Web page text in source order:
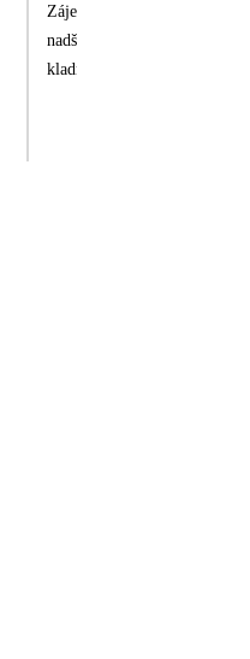
Zájezd super, taktéž
nadšení, taktéž se nedá vše
kladně.